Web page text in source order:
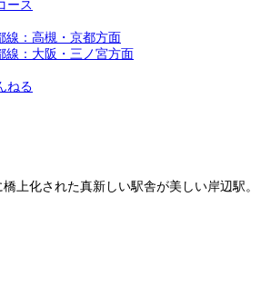
ース
線：高槻・京都方面
線：大阪・三ノ宮方面
ねる
上化された真新しい駅舎が美しい岸辺駅。